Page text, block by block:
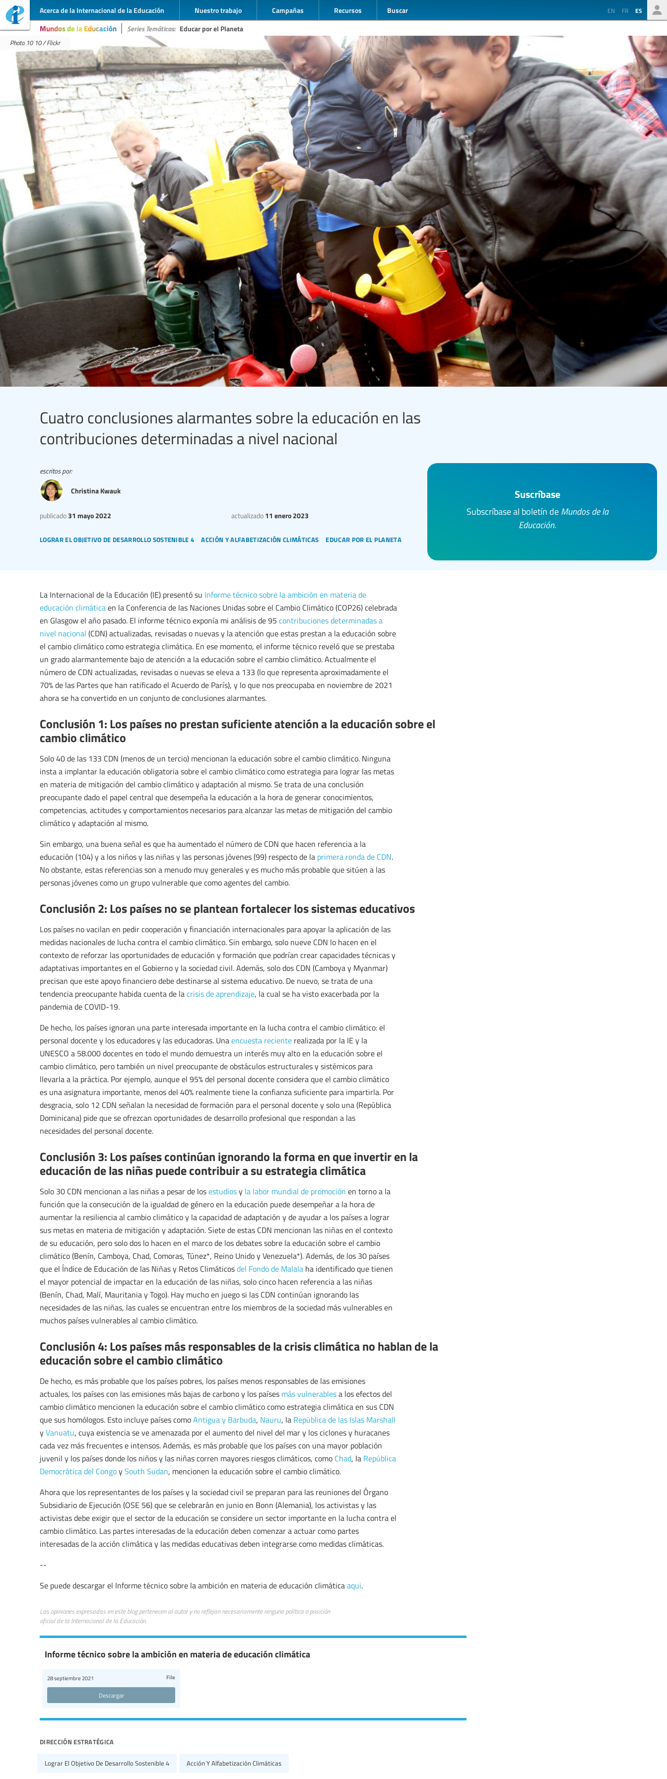
Acerca de la Internacional de la Educación Nuestro trabajo Campañas Recursos Buscar EN FR ES
Mundos de la Educación Series Temáticas: Educar por el Planeta
Photo 10 10 / Flickr
Cuatro conclusiones alarmantes sobre la educación en las
contribuciones determinadas a nivel nacional
lograr el objetivo de desarrollo sostenible 4 acción y alfabetización climáticas educar por el planeta
publicado31 mayo 2022 actualizado11 enero 2023
escritos por:
Christina Kwauk Suscríbase
Subscríbase al boletín de Mundos de la
Educación.
La Internacional de la Educación (IE) presentó su Informe técnico sobre la ambición en materia de
educación climáticaen la Conferencia de las Naciones Unidas sobre el Cambio Climático (COP26) celebrada
en Glasgow el año pasado. El informe técnico exponía mi análisis de 95 contribuciones determinadas a
nivel nacional (CDN) actualizadas, revisadas o nuevas y la atención que estas prestan a la educación sobre
el cambio climático como estrategia climática. En ese momento, el informe técnico reveló que se prestaba
un grado alarmantemente bajo de atención a la educación sobre el cambio climático. Actualmente el
número de CDN actualizadas, revisadas o nuevas se eleva a 133 (lo que representa aproximadamente el
70% de las Partes que han ratificado el Acuerdo de París), y lo que nos preocupaba en noviembre de 2021
ahora se ha convertido en un conjunto de conclusiones alarmantes.
Conclusión 1: Los países no prestan suficiente atención a la educación sobre el
cambio climático
Solo 40 de las 133 CDN (menos de un tercio) mencionan la educación sobre el cambio climático. Ninguna
insta a implantar la educación obligatoria sobre el cambio climático como estrategia para lograr las metas
en materia de mitigación del cambio climático y adaptación al mismo. Se trata de una conclusión
preocupante dado el papel central que desempeña la educación a la hora de generar conocimientos,
competencias, actitudes y comportamientos necesarios para alcanzar las metas de mitigación del cambio
climático y adaptación al mismo.
Sin embargo, una buena señal es que ha aumentado el número de CDN que hacen referencia a la
educación (104) y a los niños y las niñas y las personas jóvenes (99) respecto de la primera ronda de CDN.
No obstante, estas referencias son a menudo muy generales y es mucho más probable que sitúen a las
personas jóvenes como un grupo vulnerable que como agentes del cambio.
Conclusión 2: Los países no se plantean fortalecer los sistemas educativos
Los países no vacilan en pedir cooperación y financiación internacionales para apoyar la aplicación de las
medidas nacionales de lucha contra el cambio climático. Sin embargo, solo nueve CDN lo hacen en el
contexto de reforzar las oportunidades de educación y formación que podrían crear capacidades técnicas y
adaptativas importantes en el Gobierno y la sociedad civil. Además, solo dos CDN (Camboya y Myanmar)
precisan que este apoyo financiero debe destinarse al sistema educativo. De nuevo, se trata de una
tendencia preocupante habida cuenta de lacrisis de aprendizaje, la cual se ha visto exacerbada por la
pandemia de COVID-19.
De hecho, los países ignoran una parte interesada importante en la lucha contra el cambio climático: el
personal docente y los educadores y las educadoras. Unaencuesta reciente realizada por la IE y la
UNESCO a 58.000 docentes en todo el mundo demuestra un interés muy alto en la educación sobre el
cambio climático, pero también un nivel preocupante de obstáculos estructurales y sistémicos para
llevarla a la práctica. Por ejemplo, aunque el 95% del personal docente considera que el cambio climático
es una asignatura importante, menos del 40% realmente tiene la confianza suficiente para impartirla. Por
desgracia, solo 12 CDN señalan la necesidad de formación para el personal docente y solo una (República
Dominicana) pide que se ofrezcan oportunidades de desarrollo profesional que respondan a las
necesidades del personal docente.
Conclusión 3: Los países continúan ignorando la forma en que invertir en la
educación de las niñas puede contribuir a su estrategia climática
Solo 30 CDN mencionan a las niñas a pesar de losestudiosy la labor mundial de promoción en torno a la
función que la consecución de la igualdad de género en la educación puede desempeñar a la hora de
aumentar la resiliencia al cambio climático y la capacidad de adaptación y de ayudar a los países a lograr
sus metas en materia de mitigación y adaptación. Siete de estas CDN mencionan las niñas en el contexto
de su educación, pero solo dos lo hacen en el marco de los debates sobre la educación sobre el cambio
climático (Benín, Camboya, Chad, Comoras, Túnez*, Reino Unido y Venezuela*). Además, de los 30 países
que el Índice de Educación de las Niñas y Retos Climáticosdel Fondo de Malala ha identificado que tienen
el mayor potencial de impactar en la educación de las niñas, solo cinco hacen referencia a las niñas
(Benín, Chad, Malí, Mauritania y Togo). Hay mucho en juego si las CDN continúan ignorando las
necesidades de las niñas, las cuales se encuentran entre los miembros de la sociedad más vulnerables en
muchos países vulnerables al cambio climático.
Conclusión 4: Los países más responsables de la crisis climática no hablan de la
educación sobre el cambio climático
De hecho, es más probable que los países pobres, los países menos responsables de las emisiones
actuales, los países con las emisiones más bajas de carbono y los países más vulnerablesa los efectos del
cambio climático mencionen la educación sobre el cambio climático como estrategia climática en sus CDN
que sus homólogos. Esto incluye países comoAntigua y Barbuda, Nauru, la República de las Islas Marshall
yVanuatu, cuya existencia se ve amenazada por el aumento del nivel del mar y los ciclones y huracanes
cada vez más frecuentes e intensos. Además, es más probable que los países con una mayor población
juvenil y los países donde los niños y las niñas corren mayores riesgos climáticos, como Chad, la República
Democrática del CongoySouth Sudan, mencionen la educación sobre el cambio climático.
Ahora que los representantes de los países y la sociedad civil se preparan para las reuniones del Órgano
Subsidiario de Ejecución (OSE 56) que se celebrarán en junio en Bonn (Alemania), los activistas y las
activistas debe exigir que el sector de la educación se considere un sector importante en la lucha contra el
cambio climático. Las partes interesadas de la educación deben comenzar a actuar como partes
interesadas de la acción climática y las medidas educativas deben integrarse como medidas climáticas.
--
Se puede descargar el Informe técnico sobre la ambición en materia de educación climáticaaqui.
Las opiniones expresadas en este blog pertenecen al autor y no reflejan necesariamente ninguna política o posición
oficial de la Internacional de la Educación.
Informe técnico sobre la ambición en materia de educación climática
28 septiembre 2021 File
Descargar
dirección estratégica
Lograr El Objetivo De Desarrollo Sostenible 4 Acción Y Alfabetización Climáticas